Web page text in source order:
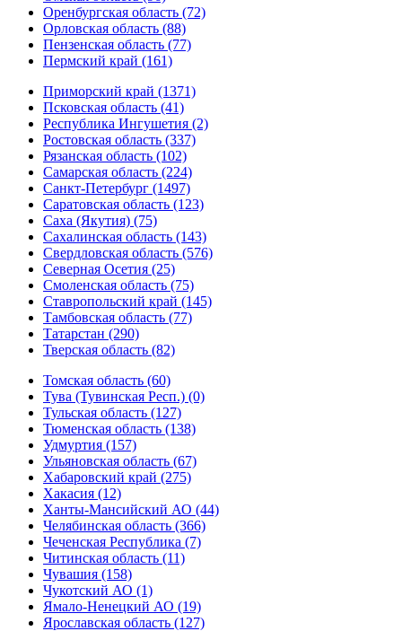
Оренбургская область (72)
Орловская область (88)
Пензенская область (77)
Пермский край (161)
Приморский край (1371)
Псковская область (41)
Республика Ингушетия (2)
Ростовская область (337)
Рязанская область (102)
Самарская область (224)
Санкт-Петербург (1497)
Саратовская область (123)
Саха (Якутия) (75)
Сахалинская область (143)
Свердловская область (576)
Северная Осетия (25)
Смоленская область (75)
Ставропольский край (145)
Тамбовская область (77)
Татарстан (290)
Тверская область (82)
Томская область (60)
Тува (Тувинская Респ.) (0)
Тульская область (127)
Тюменская область (138)
Удмуртия (157)
Ульяновская область (67)
Хабаровский край (275)
Хакасия (12)
Ханты-Мансийский АО (44)
Челябинская область (366)
Чеченская Республика (7)
Читинская область (11)
Чувашия (158)
Чукотский АО (1)
Ямало-Ненецкий АО (19)
Ярославская область (127)